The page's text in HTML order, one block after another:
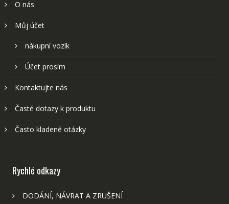
O nás
Můj účet
nákupní vozík
Účet prosím
Kontaktujte nás
Časté dotazy k produktu
Často kladené otázky
Rychlé odkazy
DODÁNÍ, NÁVRAT A ZRUŠENÍ